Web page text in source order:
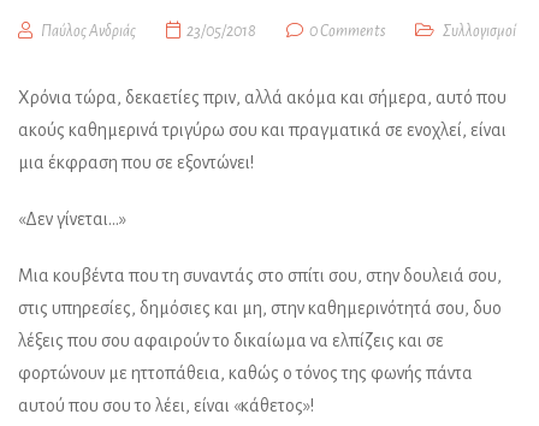
Παύλος Ανδριάς 23/05/2018 0 Comments Συλλογισμοί
Χρόνια τώρα, δεκαετίες πριν, αλλά ακόμα και σήμερα, αυτό που
ακούς καθημερινά τριγύρω σου και πραγματικά σε ενοχλεί, είναι
μια έκφραση που σε εξοντώνει!
«Δεν γίνεται…»
Μια κουβέντα που τη συναντάς στο σπίτι σου, στην δουλειά σου,
στις υπηρεσίες, δημόσιες και μη, στην καθημερινότητά σου, δυο
λέξεις που σου αφαιρούν το δικαίωμα να ελπίζεις και σε
φορτώνουν με ηττοπάθεια, καθώς ο τόνος της φωνής πάντα
αυτού που σου το λέει, είναι «κάθετος»!